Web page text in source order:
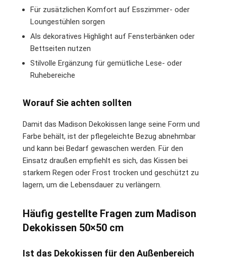
Für zusätzlichen Komfort auf Esszimmer- oder
Loungestühlen sorgen
Als dekoratives Highlight auf Fensterbänken oder
Bettseiten nutzen
Stilvolle Ergänzung für gemütliche Lese- oder
Ruhebereiche
Worauf Sie achten sollten
Damit das Madison Dekokissen lange seine Form und
Farbe behält, ist der pflegeleichte Bezug abnehmbar
und kann bei Bedarf gewaschen werden. Für den
Einsatz draußen empfiehlt es sich, das Kissen bei
starkem Regen oder Frost trocken und geschützt zu
lagern, um die Lebensdauer zu verlängern.
Häufig gestellte Fragen zum Madison
Dekokissen 50×50 cm
Ist das Dekokissen für den Außenbereich